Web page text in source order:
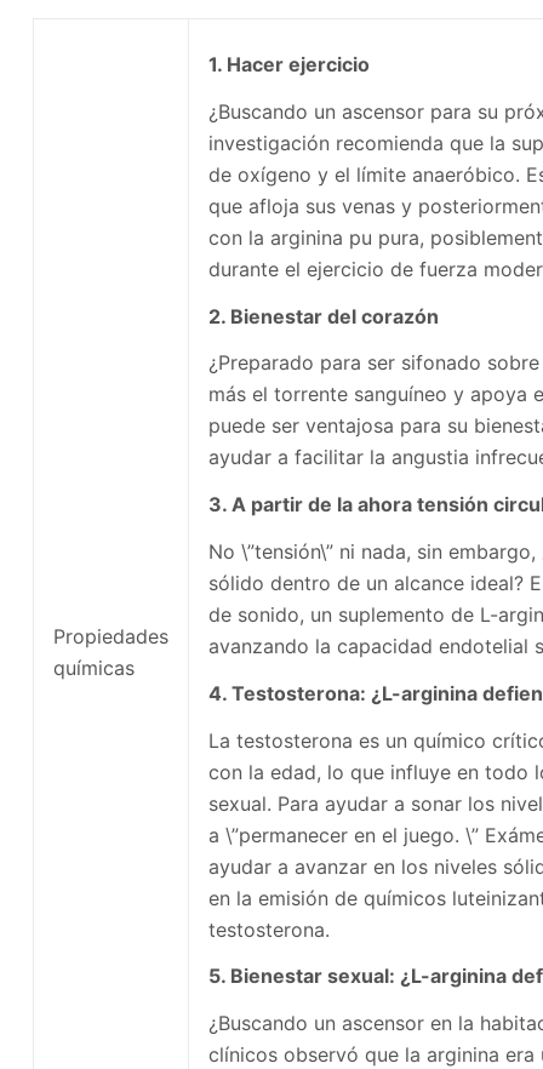
Propiedades
químicas
1. Hacer ejercicio
¿Buscando un ascensor para su
investigación recomienda que la
de oxígeno y el límite anaeróbico.
que afloja sus venas y
con la arginina pu pura,
durante el ejercicio de fuerza
2. Bienestar del corazón
¿Preparado para ser sifonado
más el torrente sanguíneo y apoya
puede ser ventajosa para su
ayudar a facilitar la angustia
3. A partir de la ahora tensión
No \”tensión\” ni nada, sin
sólido dentro de un alcance ideal?
de sonido, un suplemento de L-
avanzando la capacidad endotelial
4. Testosterona: ¿L-arginina
La testosterona es un químico
con la edad, lo que influye en todo
sexual. Para ayudar a sonar los
a \”permanecer en el juego. \”
ayudar a avanzar en los niveles
en la emisión de químicos
testosterona.
5. Bienestar sexual: ¿L-arginina
¿Buscando un ascensor en la
clínicos observó que la arginina